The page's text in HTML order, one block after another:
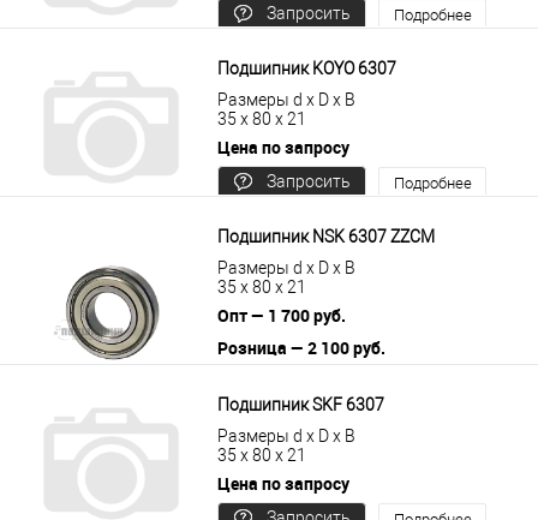
Запросить
Подробнее
Подшипник KOYO 6307
Размеры d x D x B
35 x 80 x 21
Цена по запросу
Запросить
Подробнее
Подшипник NSK 6307 ZZCM
Размеры d x D x B
35 x 80 x 21
Опт — 1 700 руб.
Розница — 2 100 руб.
Подшипник SKF 6307
Размеры d x D x B
35 x 80 x 21
Цена по запросу